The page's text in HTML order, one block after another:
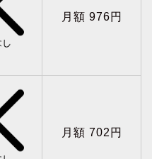
月額 976円
月額 702円